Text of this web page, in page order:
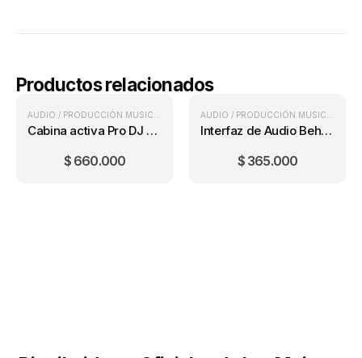
Productos relacionados
CABINAS ACTIVAS
Cabina activa Pro DJ PB12E-MP3
$660.000
PRECIO ONLINE
Interfaz de Audio Behringer U-Phoria UM2
$365.000